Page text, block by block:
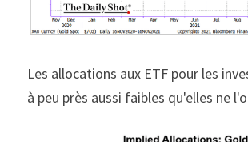
Les allocations aux ETF pour les
à peu près aussi faibles qu'elles ne